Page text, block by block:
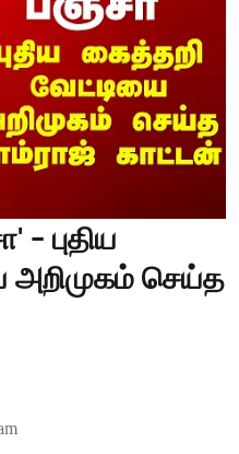
- புதிய
அறிமுகம் செய்த